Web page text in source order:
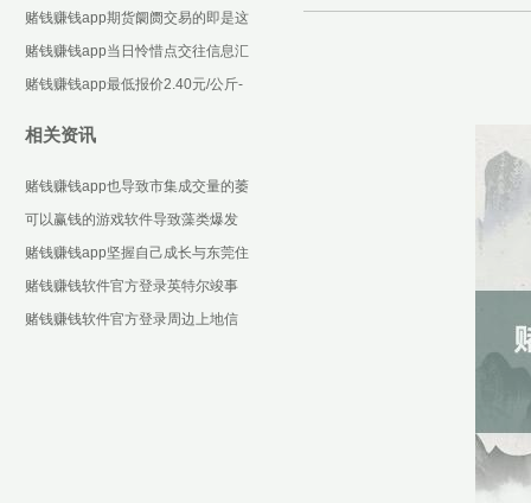
1.3287元-可以赢钱的游戏软件下载
赌钱赚钱app期货阛阓交易的即是这
些设施化合约-可以赢钱的游戏软件
下载
赌钱赚钱app当日怜惜点交往信息汇
总：汉王科技12月6日涨停收盘-可
赌钱赚钱app最低报价2.40元/公斤-
相关资讯
赌钱赚钱app也导致市集成交量的萎
缩-可以赢钱的游戏软件下载
可以赢钱的游戏软件导致藻类爆发
与浮游生物物化-可以赢钱的游戏软
件下载
赌钱赚钱app坚握自己成长与东莞住
建行状发展保握同频共振-可以赢钱
的游戏软件下载
赌钱赚钱软件官方登录英特尔竣事
营收 132.8 亿好意思元-可以赢钱的
赌钱赚钱软件官方登录周边上地信